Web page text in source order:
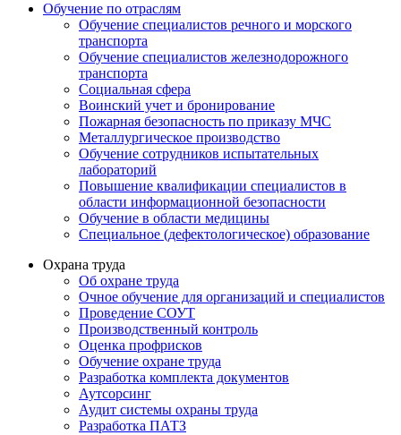
Обучение по отраслям
Обучение специалистов речного и морского
транспорта
Обучение специалистов железнодорожного
транспорта
Социальная сфера
Воинский учет и бронирование
Пожарная безопасность по приказу МЧС
Металлургическое производство
Обучение сотрудников испытательных
лабораторий
Повышение квалификации специалистов в
области информационной безопасности
Обучение в области медицины
Специальное (дефектологическое) образование
Охрана труда
Об охране труда
Очное обучение для организаций и специалистов
Проведение СОУТ
Производственный контроль
Оценка профрисков
Обучение охране труда
Разработка комплекта документов
Аутсорсинг
Аудит системы охраны труда
Разработка ПАТЗ